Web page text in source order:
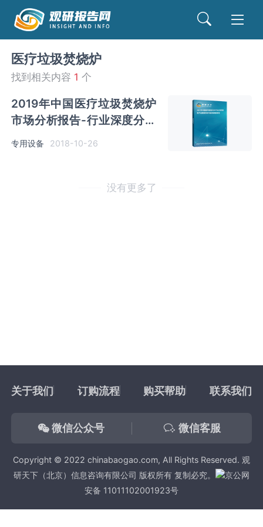
医疗垃圾焚烧炉
找到相关内容 1 个
2019年中国医疗垃圾焚烧炉
市场分析报告-行业深度分析
与投资战略研究
专用设备 2018-10-26
没有更多了
关于我们 订购流程 购买帮助 联系我们
微信公众号 微信客服
Copyright © 2022 chinabaogao.com, All Rights Reserved. 观
研天下（北京）信息咨询有限公司 版权所有 复制必究。
京公网
安备 11011102001923号